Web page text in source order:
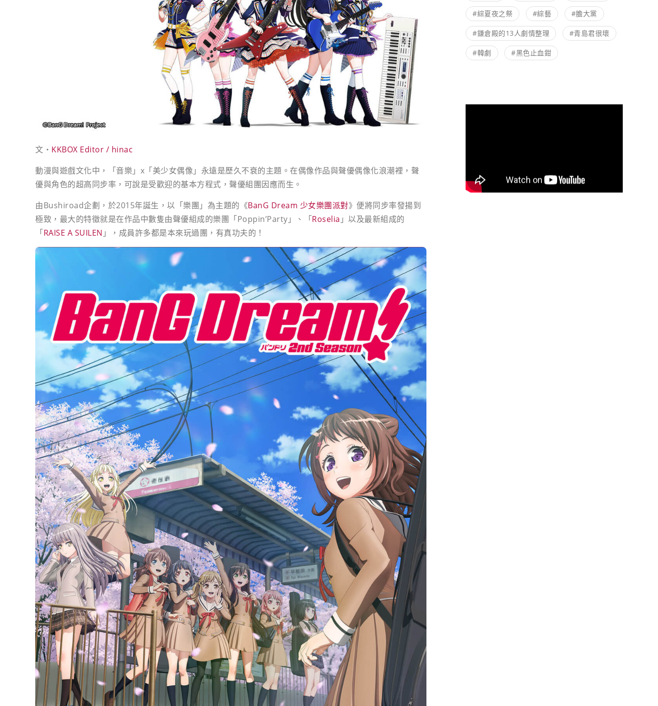
文・ KKBOX Editor / hinac
動漫與遊戲文化中，「音樂」x「美少女偶像」永遠是歷久不衰的主題。在偶像作品與聲優偶像化浪潮裡，聲
優與角色的超高同步率，可說是受歡迎的基本方程式，聲優組團因應而生。
由Bushiroad企劃，於2015年誕生，以「樂團」為主題的《BanG Dream 少女樂團派對》便將同步率發揚到
極致，最大的特徵就是在作品中數隻由聲優組成的樂團「Poppin’Party」、「Roselia 」以及最新組成的
「RAISE A SUILEN 」，成員許多都是本來玩過團，有真功夫的！
#綜夏夜之祭 #綜藝 #膽大黨
#鎌倉殿的13人劇情整理 #青島君很壞
#韓劇 #黑色止血鉗